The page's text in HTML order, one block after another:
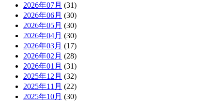
2026年07月 (31)
2026年06月 (30)
2026年05月 (30)
2026年04月 (30)
2026年03月 (17)
2026年02月 (28)
2026年01月 (31)
2025年12月 (32)
2025年11月 (22)
2025年10月 (30)